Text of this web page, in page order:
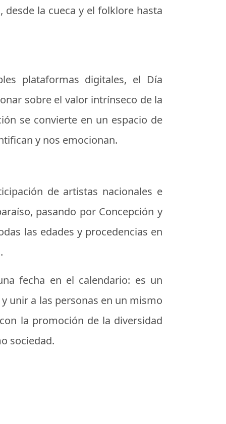
la cueca y el folklore hasta
plataformas digitales, el Día
sobre el valor intrínseco de la
se convierte en un espacio de
y nos emocionan.
de artistas nacionales e
pasando por Concepción y
las edades y procedencias en
fecha en el calendario: es un
unir a las personas en un mismo
la promoción de la diversidad
sociedad.